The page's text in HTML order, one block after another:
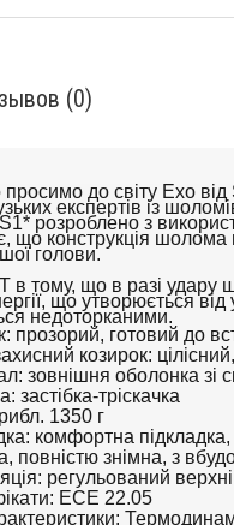
(0)
просимо до світу Exo
експертів із
розроблено з
що конструкція шолома
голови.
в тому, що в разі
що утворюється
недоторканими.
прозорий, готовий до
козирок:
зовнішня оболонка зі
застібка-тріскачка
1350 г
комфортна
повністю знімна, з
регульований
ECE 22.05